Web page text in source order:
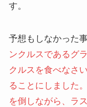
す。
予想もしなかった
ンクルスであるグ
クルスを食べなさ
ることにしました
を倒しながら、ラ